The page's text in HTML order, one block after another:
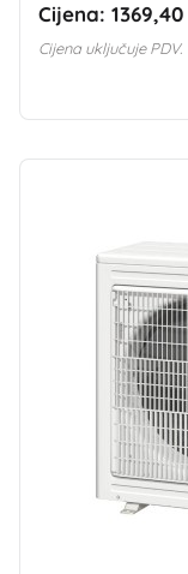
Cijena:
Cijena uključuje PDV.